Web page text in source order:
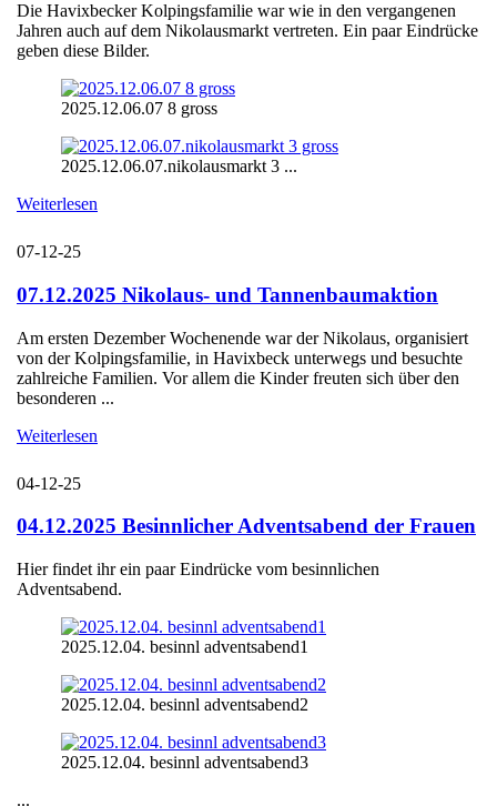
Die Havixbecker Kolpingsfamilie war wie in den vergangenen
Jahren auch auf dem Nikolausmarkt vertreten. Ein paar Eindrücke
geben diese Bilder.
2025.12.06.07 8 gross
2025.12.06.07.nikolausmarkt 3 ...
Weiterlesen
07-12-25
07.12.2025 Nikolaus- und Tannenbaumaktion
Am ersten Dezember Wochenende war der Nikolaus, organisiert
von der Kolpingsfamilie, in Havixbeck unterwegs und besuchte
zahlreiche Familien. Vor allem die Kinder freuten sich über den
besonderen ...
Weiterlesen
04-12-25
04.12.2025 Besinnlicher Adventsabend der Frauen
Hier findet ihr ein paar Eindrücke vom besinnlichen
Adventsabend.
2025.12.04. besinnl adventsabend1
2025.12.04. besinnl adventsabend2
2025.12.04. besinnl adventsabend3
...